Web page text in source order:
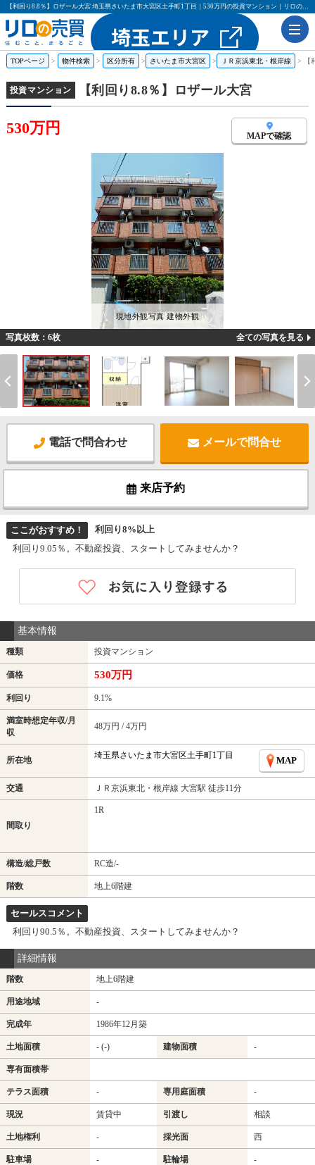
【利回り8.8％】ロザール大宮 埼玉県さいたま市大宮区土手町1丁目｜530万円の投資マンション｜リロの売買
TOPページ 物件検索 区分所有 さいたま市大宮区 ＪＲ京浜東北・根岸線
投資マンション 【利回り8.8％】ロザール大宮
530万円 MAPで確認
現地外観写真 建物外観
写真枚数：6枚 全ての写真を見る
電話で問合わせ メールで問合せ
来店予約
ここがおすすめ！
利回り8%以上
利回り9.05％。不動産投資、スタートしてみませんか？
基本情報
種類 投資マンション
価格 530万円
利回り 9.1%
満室時想定年収/月
収
48万円 / 4万円
所在地 埼玉県さいたま市大宮区土手町1丁目 MAP
交通 ＪＲ京浜東北・根岸線 大宮駅 徒歩11分
間取り
1R
構造/総戸数 RC造/-
階数 地上6階建
セールスコメント
利回り90.5％。不動産投資、スタートしてみませんか？
詳細情報
階数 地上6階建
用途地域 -
完成年 1986年12月築
土地面積 - (-) 建物面積 -
専有面積帯
テラス面積 - 専用庭面積 -
現況 賃貸中 引渡し 相談
土地権利 - 採光面 西
駐車場 - 駐輪場 -